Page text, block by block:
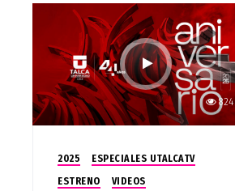
824
2025
ESPECIALES UTALCATV
ESTRENO
VIDEOS